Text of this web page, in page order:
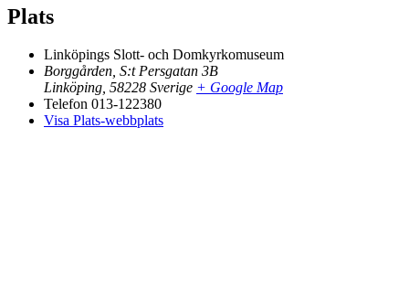
Plats
Linköpings Slott- och Domkyrkomuseum
Borggården, S:t Persgatan 3B
Linköping, 58228 Sverige + Google Map
Telefon 013-122380
Visa Plats-webbplats